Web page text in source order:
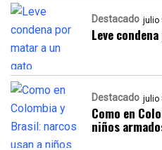
Destacado julio
Leve
Destacado julio
Como en
niños